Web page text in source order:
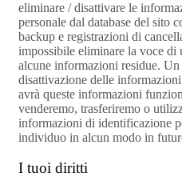
eliminare / disattivare le
personale dal database del sito
backup e registrazioni di
impossibile eliminare la voce di
alcune informazioni residue.
disattivazione delle
avrà queste informazioni
venderemo, trasferiremo o
informazioni di identificazione
individuo in alcun modo in
I tuoi diritti